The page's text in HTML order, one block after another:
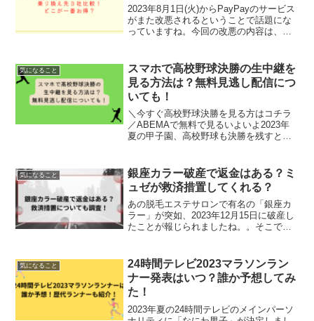
2023年8月1日(火)からPayPayのサービス
がまた改悪されるということで話題にな
っていますね。今回の改悪の内容は、以
る２．PayPayステップのポイント還元...
気になること
スマホで高校野球決勝の生中継を
見る方法は？無料見逃し配信につ
いても！
＼今すぐ高校野球決勝を見る方はコチラ
／ABEMAで無料で見るいよいよ2023年
夏の甲子園、高校野球も決勝を残すとこ
りテレビで見れる人は少ないのではない
でしょうか...
気になること
銀座カラー破産で返金はある？ミ
ュゼが救済措置してくれる？
あの脱毛エステサロンで有名の「銀座カ
ラー」が突如、2023年12月15日に破産し
たことが報じられましたね。。そこで気
きるように、他のサロンで救済措置が取
られるのか？とい...
気になること
24時間テレビ2023マラソンラン
ナー発表はいつ？誰か予想してみ
た！
2023年夏の24時間テレビのメインパーソ